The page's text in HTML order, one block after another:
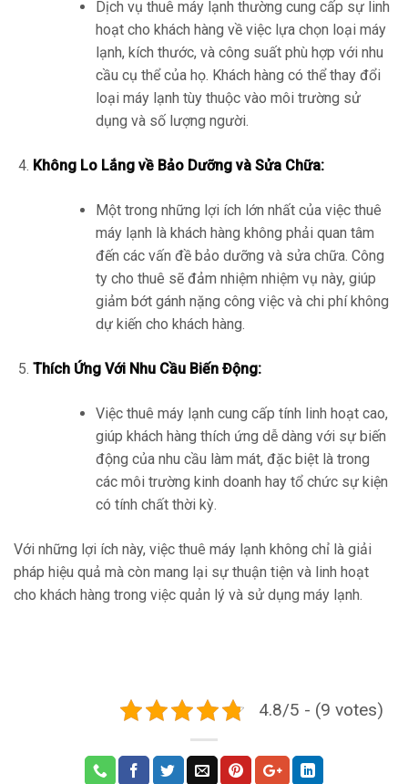
Dịch vụ thuê máy lạnh thường cung cấp sự linh
hoạt cho khách hàng về việc lựa chọn loại máy
lạnh, kích thước, và công suất phù hợp với nhu
cầu cụ thể của họ. Khách hàng có thể thay đổi
loại máy lạnh tùy thuộc vào môi trường sử
dụng và số lượng người.
Không Lo Lắng về Bảo Dưỡng và Sửa Chữa:
Một trong những lợi ích lớn nhất của việc thuê
máy lạnh là khách hàng không phải quan tâm
đến các vấn đề bảo dưỡng và sửa chữa. Công
ty cho thuê sẽ đảm nhiệm nhiệm vụ này, giúp
giảm bớt gánh nặng công việc và chi phí không
dự kiến cho khách hàng.
Thích Ứng Với Nhu Cầu Biến Động:
Việc thuê máy lạnh cung cấp tính linh hoạt cao,
giúp khách hàng thích ứng dễ dàng với sự biến
động của nhu cầu làm mát, đặc biệt là trong
các môi trường kinh doanh hay tổ chức sự kiện
có tính chất thời kỳ.
Với những lợi ích này, việc thuê máy lạnh không chỉ là giải
pháp hiệu quả mà còn mang lại sự thuận tiện và linh hoạt
cho khách hàng trong việc quản lý và sử dụng máy lạnh.
4.8/5 - (9 votes)